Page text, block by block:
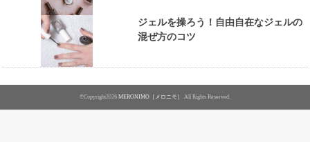
ジェルを操ろう！自由自在なジェルの
混ぜ方のコツ
©Copyright2026 MERONIMO［メロニモ］ .All Rights Reserved.